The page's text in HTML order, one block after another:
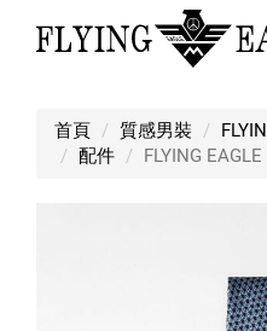
首頁 質感男裝
配件
FLYING EAGLE